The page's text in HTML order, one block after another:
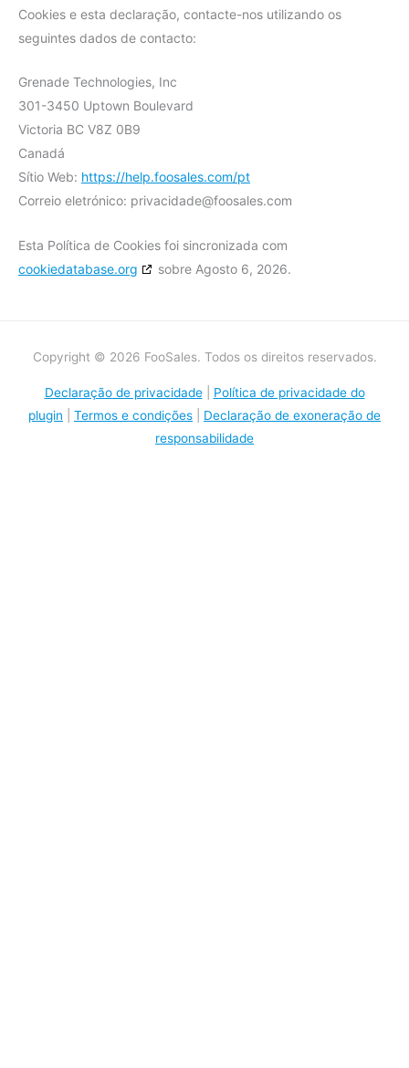
Cookies e esta declaração, contacte-nos utilizando os
seguintes dados de contacto:
Grenade Technologies, Inc
301-3450 Uptown Boulevard
Victoria BC V8Z 0B9
Canadá
Sítio Web: https://help.foosales.com/pt
Correio eletrónico: privacidade@foosales.com
Esta Política de Cookies foi sincronizada com
cookiedatabase.org
sobre Agosto 6, 2026.
Copyright © 2026 FooSales. Todos os direitos reservados.
Declaração de privacidade| Política de privacidade do
plugin
Termos e condições
Declaração de exoneração de
responsabilidade